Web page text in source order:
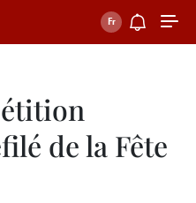
de la Fête